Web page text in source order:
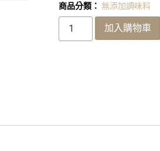
商品分類： 無添加調味料
加入購物車